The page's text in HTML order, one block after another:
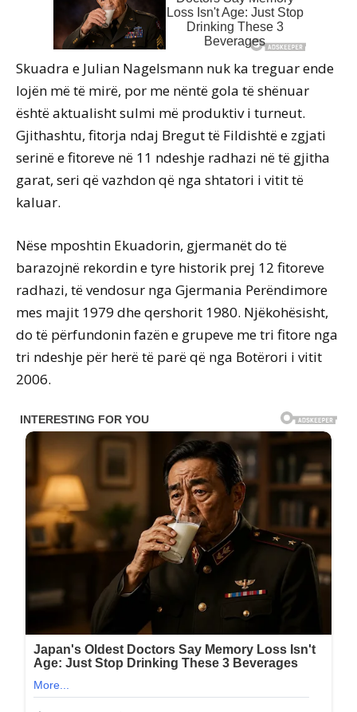
Skuadra e Julian Nagelsmann nuk ka treguar ende
lojën më të mirë, por me nëntë gola të shënuar
është aktualisht sulmi më produktiv i turneut.
Gjithashtu, fitorja ndaj Bregut të Fildishtë e zgjati
serinë e fitoreve në 11 ndeshje radhazi në të gjitha
garat, seri që vazhdon që nga shtatori i vitit të
kaluar.
Nëse mposhtin Ekuadorin, gjermanët do të
barazojnë rekordin e tyre historik prej 12 fitoreve
radhazi, të vendosur nga Gjermania Perëndimore
mes majit 1979 dhe qershorit 1980. Njëkohësisht,
do të përfundonin fazën e grupeve me tri fitore nga
tri ndeshje për herë të parë që nga Botërori i vitit
2006.